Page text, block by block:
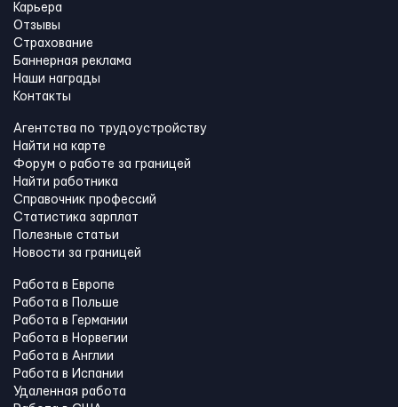
Карьера
Отзывы
Страхование
Баннерная реклама
Наши награды
Контакты
Агентства по трудоустройству
Найти на карте
Форум о работе за границей
Найти работника
Справочник профессий
Статистика зарплат
Полезные статьи
Новости за границей
Работа в Европе
Работа в Польше
Работа в Германии
Работа в Норвегии
Работа в Англии
Работа в Испании
Удаленная работа